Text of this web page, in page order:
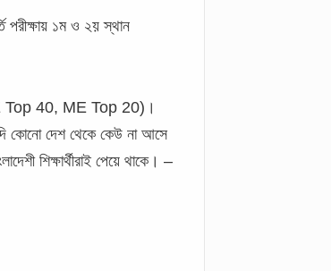
পরীক্ষায় ১ম ও ২য় স্থান
Top 40, ME Top 20)।
কোনো দেশ থেকে কেউ না আসে
শিক্ষার্থীরাই পেয়ে থাকে। –